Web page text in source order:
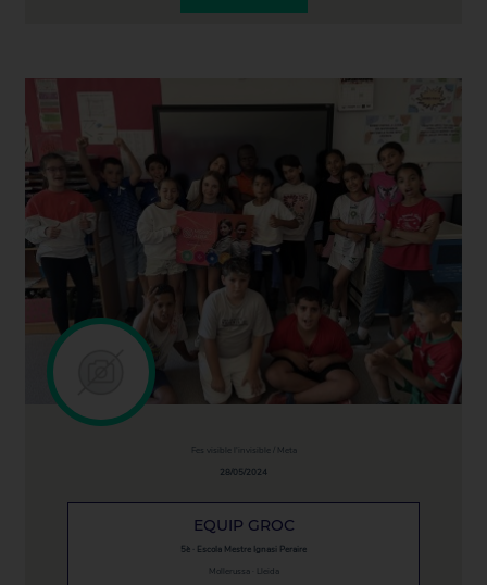
Fes visible l'invisible / Meta
28/05/2024
EQUIP GROC
5è · Escola Mestre Ignasi Peraire
Mollerussa · Lleida